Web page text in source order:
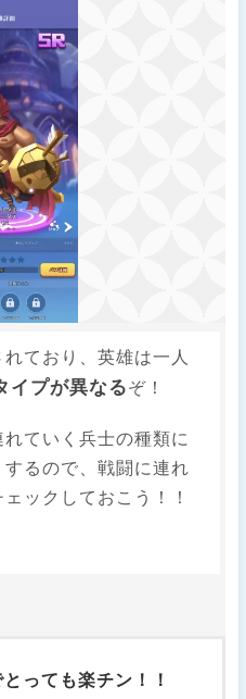
ており、英雄は一人
イプが異なるぞ！
ていく兵士の種類に
るので、戦闘に連れ
ックしておこう！！
っても楽チン！！